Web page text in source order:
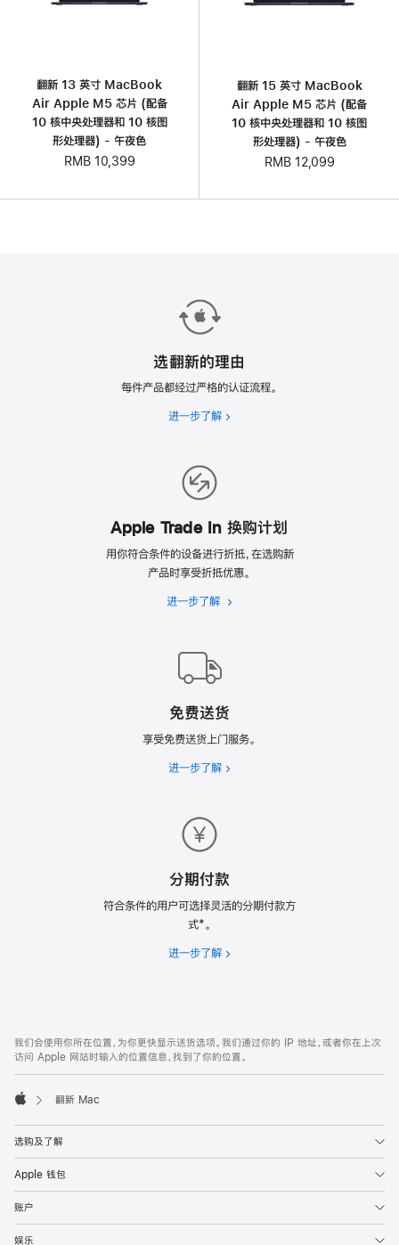
翻新 13 英寸 MacBook
Air Apple M5 芯片 (配备
10 核中央处理器和 10 核图
形处理器) - 午夜色
RMB 10,399
翻新 15 英寸 MacBook
Air Apple M5 芯片 (配备
10 核中央处理器和 10 核图
形处理器) - 午夜色
RMB 12,099
选翻新的理由
每件产品都经过严格的认证流程。
进一步了解 选
Apple Trade In 换购计划
用你符合条件的设备进行折抵，在选购新
产品时享受折抵优惠。
进一步了解
Apple
划
免费送货
享受免费送货上门服务。
进一步了解 免
分期付款
符合条件的用户可选择灵活的分期付款方
式*。
进一步了解 分
页
页
脚
注
我们会使用你所在位置，为你更快显示送货选项。我们通过你的 IP 地址，或者你在上次
访问 Apple 网站时输入的位置信息，找到了你的位置。
翻新 Mac
选购及了解
Apple 钱包
账户
娱乐